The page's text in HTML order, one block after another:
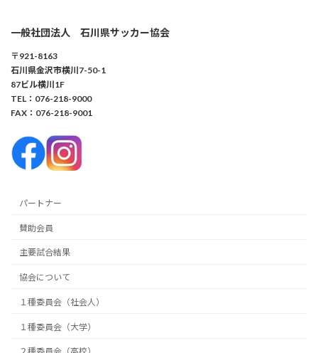
一般社団法人 石川県サッカー協会
〒921-8163
石川県金沢市横川7-50-1
87ビル横川1F
TEL：076-218-9000
FAX：076-218-9001
パートナー
賛助会員
主要試合結果
協会について
１種委員会（社会人）
１種委員会（大学）